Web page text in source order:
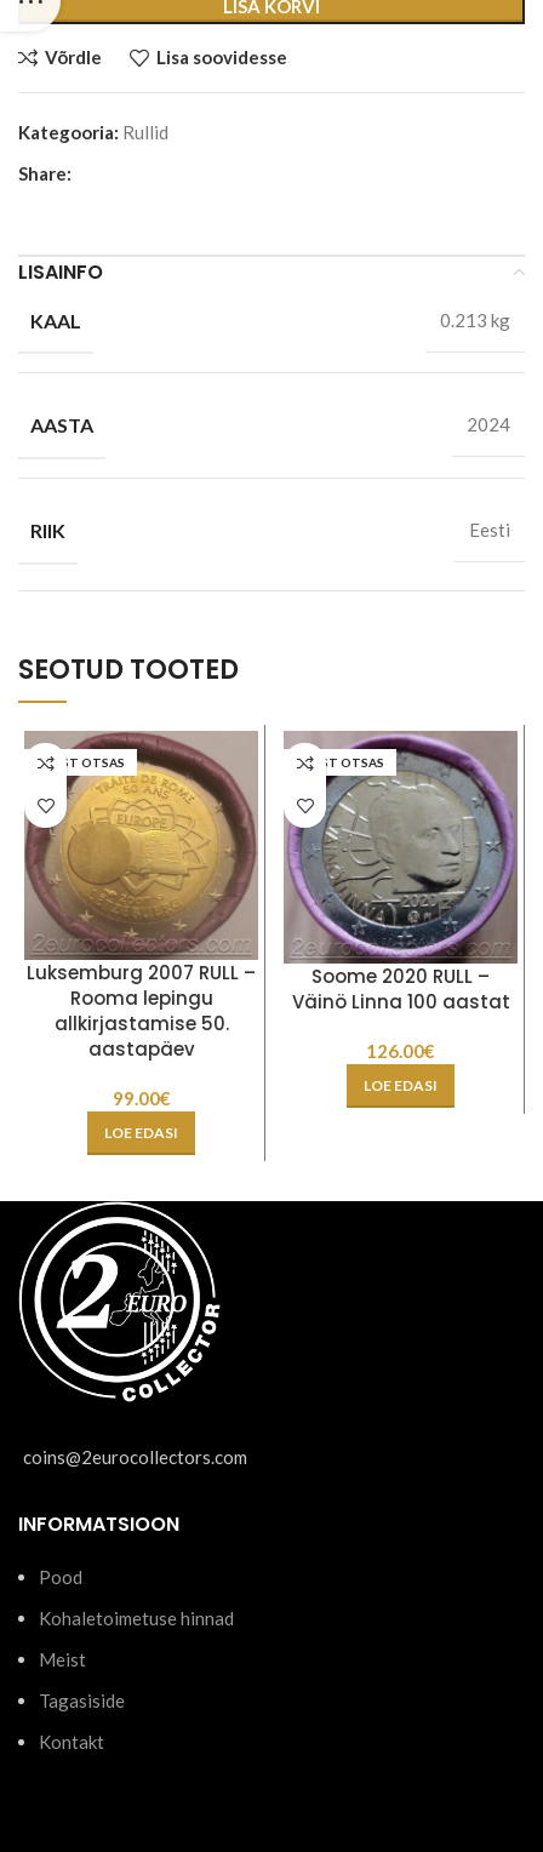
LISA KORVI
Võrdle Lisa soovidesse
Kategooria: Rullid
Share:
LISAINFO
KAAL 0.213 kg
AASTA 2024
RIIK Eesti
SEOTUD TOOTED
LAOST OTSAS
Luksemburg 2007 RULL –
Rooma lepingu
allkirjastamise 50.
aastapäev
99.00€
LOE EDASI
LAOST OTSAS
Soome 2020 RULL –
Väinö Linna 100 aastat
126.00€
LOE EDASI
coins@2eurocollectors.com
INFORMATSIOON
Pood
Kohaletoimetuse hinnad
Meist
Tagasiside
Kontakt